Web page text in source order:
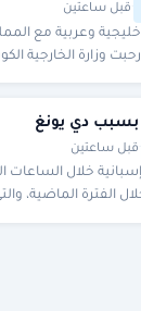
قبل ساعتين
وعربية مع
وزارة الخارجية
دي يونغ
قبل ساعتين
خلال الساعات
الفترة الماضية،